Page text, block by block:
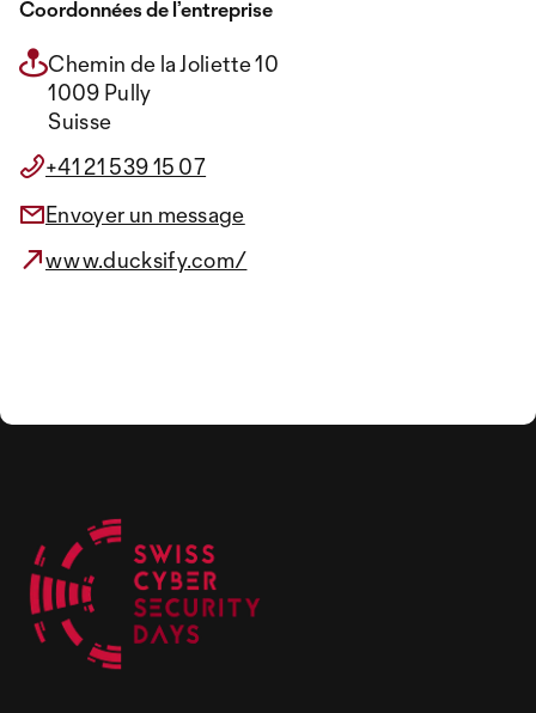
Coordonnées de l’entreprise
Chemin de la Joliette 10
1009 Pully
Suisse
+41 21 539 15 07
Envoyer un message
www.ducksify.com/